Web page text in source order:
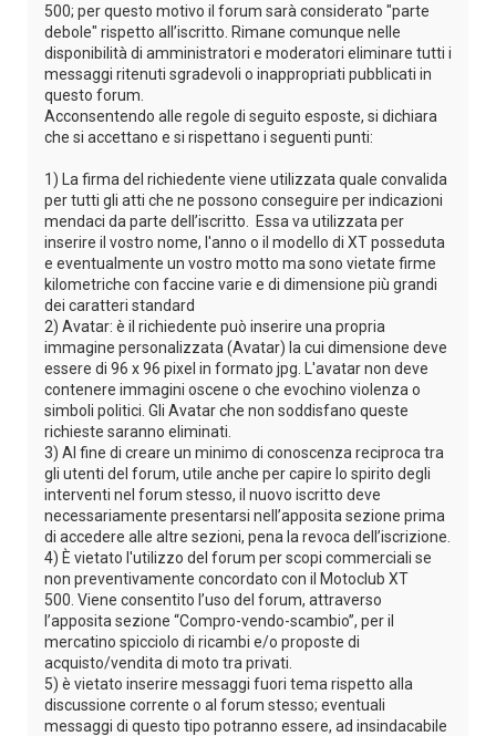
500; per questo motivo il forum sarà considerato "parte
debole" rispetto all’iscritto. Rimane comunque nelle
disponibilità di amministratori e moderatori eliminare tutti i
messaggi ritenuti sgradevoli o inappropriati pubblicati in
questo forum.
Acconsentendo alle regole di seguito esposte, si dichiara
che si accettano e si rispettano i seguenti punti:
1) La firma del richiedente viene utilizzata quale convalida
per tutti gli atti che ne possono conseguire per indicazioni
mendaci da parte dell’iscritto. Essa va utilizzata per
inserire il vostro nome, l'anno o il modello di XT posseduta
e eventualmente un vostro motto ma sono vietate firme
kilometriche con faccine varie e di dimensione più grandi
dei caratteri standard
2) Avatar: è il richiedente può inserire una propria
immagine personalizzata (Avatar) la cui dimensione deve
essere di 96 x 96 pixel in formato jpg. L'avatar non deve
contenere immagini oscene o che evochino violenza o
simboli politici. Gli Avatar che non soddisfano queste
richieste saranno eliminati.
3) Al fine di creare un minimo di conoscenza reciproca tra
gli utenti del forum, utile anche per capire lo spirito degli
interventi nel forum stesso, il nuovo iscritto deve
necessariamente presentarsi nell’apposita sezione prima
di accedere alle altre sezioni, pena la revoca dell’iscrizione.
4) È vietato l'utilizzo del forum per scopi commerciali se
non preventivamente concordato con il Motoclub XT
500. Viene consentito l’uso del forum, attraverso
l’apposita sezione “Compro-vendo-scambio”, per il
mercatino spicciolo di ricambi e/o proposte di
acquisto/vendita di moto tra privati.
5) è vietato inserire messaggi fuori tema rispetto alla
discussione corrente o al forum stesso; eventuali
messaggi di questo tipo potranno essere, ad insindacabile